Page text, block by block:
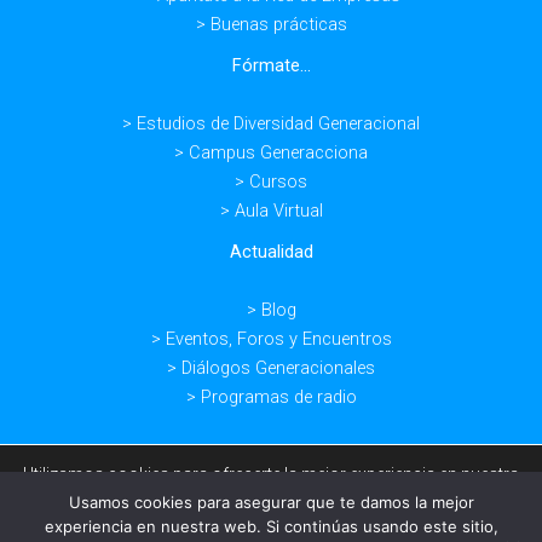
> Buenas prácticas
Fórmate...
> Estudios de Diversidad Generacional
> Campus Generacciona
> Cursos
> Aula Virtual
Actualidad
> Blog
> Eventos, Foros y Encuentros
> Diálogos Generacionales
> Programas de radio
Copyright © 2026 - Aviso legal - Política de privacidad - Condiciones
Utilizamos cookies para ofrecerte la mejor experiencia en nuestra
Puedes aprender más sobre qué cookies utilizamos o
Usamos cookies para asegurar que te damos la mejor
experiencia en nuestra web. Si continúas usando este sitio,